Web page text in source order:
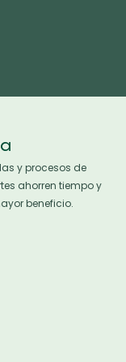
y procesos de
ahorren tiempo y
beneficio.